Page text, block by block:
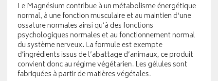
Le Magnésium contribue à un métabolisme énergétique
normal, à une fonction musculaire et au maintien d’une
ossature normales ainsi qu’à des fonctions
psychologiques normales et au fonctionnement normal
du système nerveux. La formule est exempte
d’ingrédients issus de l’abattage d’animaux, ce produit
convient donc au régime végétarien. Les gélules sont
fabriquées à partir de matières végétales.